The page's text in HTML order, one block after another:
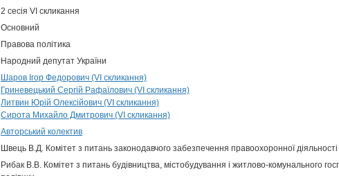
2 сесія VI скликання
Основний
Правова політика
Народний депутат України
Шаров Ігор Федорович (VI скликання)
Гриневецький Сергій Рафаїлович (VI скликання)
Литвин Юрій Олексійович (VI скликання)
Сирота Михайло Дмитрович (VI скликання)
Авторський колектив
Швець В.Д. Комітет з питань законодавчого забезпечення правоохоронної діяльності
Рибак В.В. Комітет з питань будівництва, містобудування і житлово-комунального